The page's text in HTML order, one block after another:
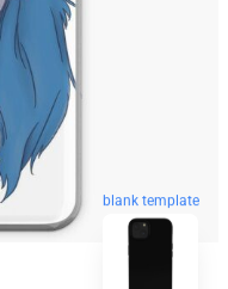
blank template